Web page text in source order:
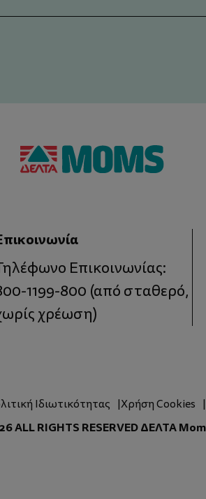
Επικοινωνίας:
1199-800 (από σταθερό,
χρέωση)
Ιδιωτικότητας Χρήση Cookies
ALL RIGHTS RESERVED ΔΕΛΤΑ